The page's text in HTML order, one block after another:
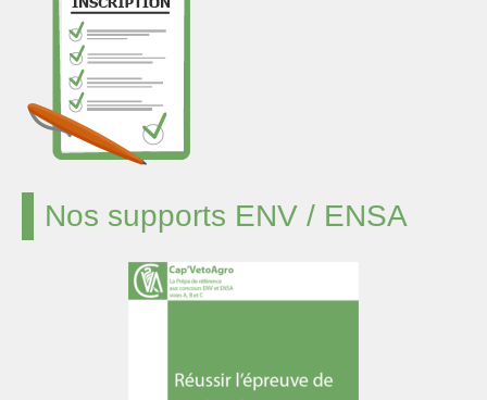
Nos supports ENV / ENSA